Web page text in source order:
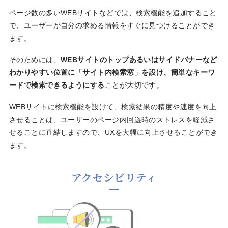
ページ数の多いWEBサイトなどでは、検索機能を追加すること
で、ユーザーが自分の求める情報をすぐに見つけることができ
ます。
そのためには、WEBサイトのトップあるいはサイドバナーなど
わかりやすい位置に「サイト内検索窓」を設け、簡単なキーワ
ードで検索できるようにすることが大切です。
WEBサイトに検索機能を設けて、検索結果の精度や速度を向上
させることは、ユーザーのページ内回遊時のストレスを軽減さ
せることに直結しますので、UXを大幅に向上させることができ
ます。
アクセシビリティ